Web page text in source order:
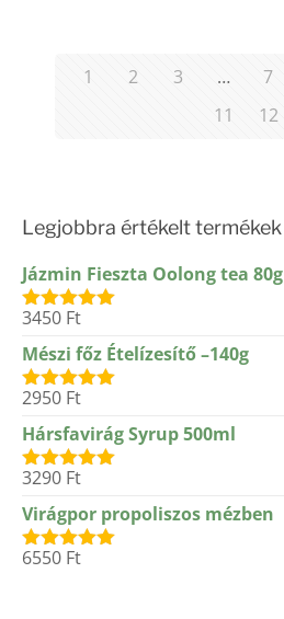
1 2 3 … 7
11
12
Legjobbra értékelt termékek
Jázmin Fieszta Oolong tea 80g
Értékelés:
3450 Ft
Mészi főz Ételízesítő –140g
Értékelés:
2950 Ft
Hársfavirág Syrup 500ml
Értékelés:
3290 Ft
Virágpor propoliszos mézben
Értékelés:
6550 Ft